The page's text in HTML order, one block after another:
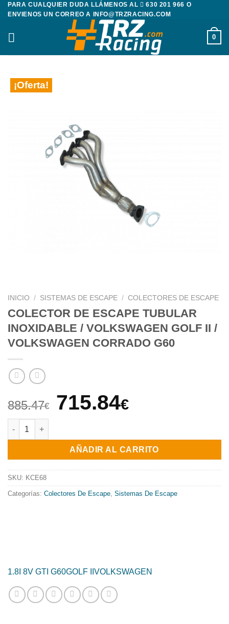
Saltar
contenido
PARA CUALQUIER DUDA LLÁMENOS AL 630 201 966 O
ENVIENOS UN CORREO A
INFO@TRZRACING.COM
0
¡Oferta!
INICIO / SISTEMAS DE ESCAPE / COLECTORES DE ESCAPE
COLECTOR DE ESCAPE TUBULAR
INOXIDABLE / VOLKSWAGEN GOLF II /
VOLKSWAGEN CORRADO G60
885.47€
El
original
era:
885.47€.
715.84€El
actual
es:
715.84€.
COLECTOR DE ESCAPE TUBULAR INOXIDABLE /
AÑADIR AL CARRITO
SKU: KCE68
Categorías: Colectores De Escape, Sistemas De Escape
1.8I 8V GTI G60GOLF II VOLKSWAGEN